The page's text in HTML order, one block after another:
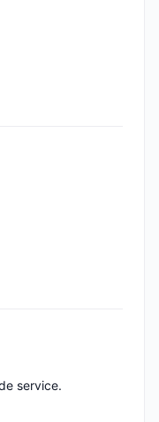
service.